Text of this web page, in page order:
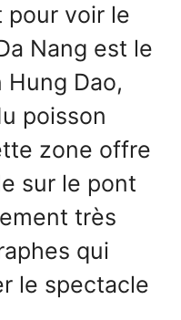
pour voir le
Nang est le
Hung Dao,
poisson
zone offre
sur le pont
très
qui
le spectacle